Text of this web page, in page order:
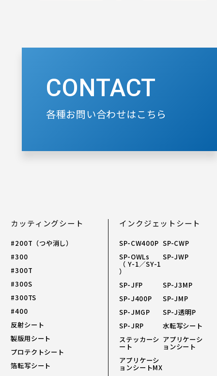
CONTACT
各種お問い合わせはこちら
カッティングシート
#200T（つや消し）
#300
#300T
#300S
#300TS
#400
反射シート
製版用シート
プロテクトシート
箔転写シート
インクジェットシート
SP-CW400P SP-CWP
SP-OWLs
（ Y-1／SY-1
）
SP-JWP
SP-JFP
SP-J3MP
SP-J400P
SP-JMP
SP-JMGP
SP-J透明P
SP-JRP
水転写シート
ステッカーシ
ート
アプリケーシ
ョンシート
アプリケーシ
ョンシートMX